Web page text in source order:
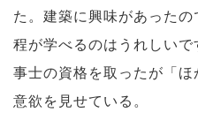
た。建築に興味があった
程が学べるのはうれしい
事士の資格を取ったが「
意欲を見せている。